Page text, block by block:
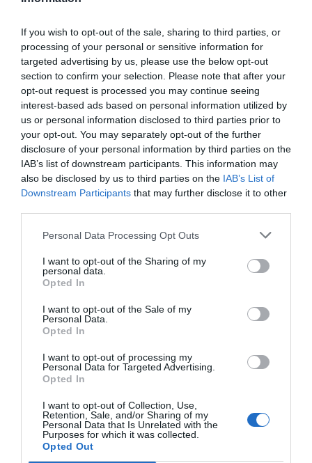
If you wish to opt-out of the sale, sharing to third parties, or
processing of your personal or sensitive information for
targeted advertising by us, please use the below opt-out
section to confirm your selection. Please note that after your
opt-out request is processed you may continue seeing
interest-based ads based on personal information utilized by
us or personal information disclosed to third parties prior to
your opt-out. You may separately opt-out of the further
disclosure of your personal information by third parties on the
IAB’s list of downstream participants. This information may
also be disclosed by us to third parties on the IAB’s List of
Downstream Participants that may further disclose it to other
Personal Data Processing Opt Outs
I want to opt-out of the Sharing of my
personal data.
Opted In
I want to opt-out of the Sale of my
Personal Data.
Opted In
I want to opt-out of processing my
Personal Data for Targeted Advertising.
Opted In
I want to opt-out of Collection, Use,
Retention, Sale, and/or Sharing of my
Personal Data that Is Unrelated with the
Purposes for which it was collected.
Opted Out
a Viterbo. Ha un figlio, Lorenzo, che si
occupa di logica e problematiche
fondazionali. Per due anni Carlo
Galeotti ha insegnato storia della
stampa e dell’editoria presso
l’università della Tuscia. Nello stesso
ateneo ha insegnato storia del
giornalismo. Si è occupato
dell’educazione nel ventennio fascista,
all’iconografia e alla pubblicistica
minore. Sul piano teorico si muove
all’interno del paradigma delineato
dallo storico Emilio Gentile per quanto
riguarda l’interpretazione del fascismo
come religione. Per quanto riguarda le
opere su don Lorenzo Milani, Carlo
l’unico interprete di indubbio interesse
è Michele Ranchetti, storico della
Chiesa e grande intellettuale. Carlo